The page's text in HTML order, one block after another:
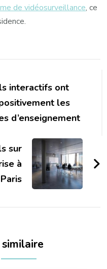
de vidéosurveillance, ce
interactifs ont
les
d’enseignement
sur
à
Paris